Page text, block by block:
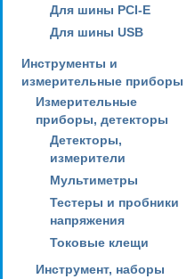
Для шины PCI-E
Для шины USB
Инструменты и
измерительные приборы
Измерительные
приборы, детекторы
Детекторы,
измерители
Мультиметры
Тестеры и пробники
напряжения
Токовые клещи
Инструмент, наборы